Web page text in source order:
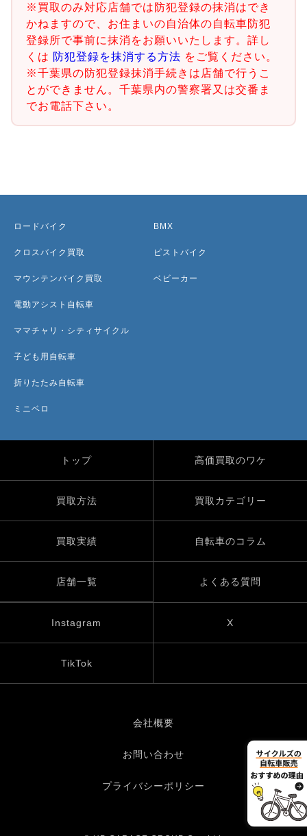
※買取のみ対応店舗では防犯登録の抹消はでき
かねますので、お住まいの自治体の自転車防犯
登録所で事前に抹消をお願いいたします。詳し
くは 防犯登録を抹消する方法 をご覧ください。
※千葉県の防犯登録抹消手続きは店舗で行うこ
とができません。千葉県内の警察署又は交番ま
でお電話下さい。
ロードバイク
クロスバイク買取
マウンテンバイク買取
電動アシスト自転車
ママチャリ・シティサイクル
子ども用自転車
折りたたみ自転車
ミニベロ
BMX
ピストバイク
ベビーカー
トップ 高価買取のワケ
買取方法 買取カテゴリー
買取実績 自転車のコラム
店舗一覧 よくある質問
Instagram X
TikTok
会社概要
お問い合わせ
プライバシーポリシー